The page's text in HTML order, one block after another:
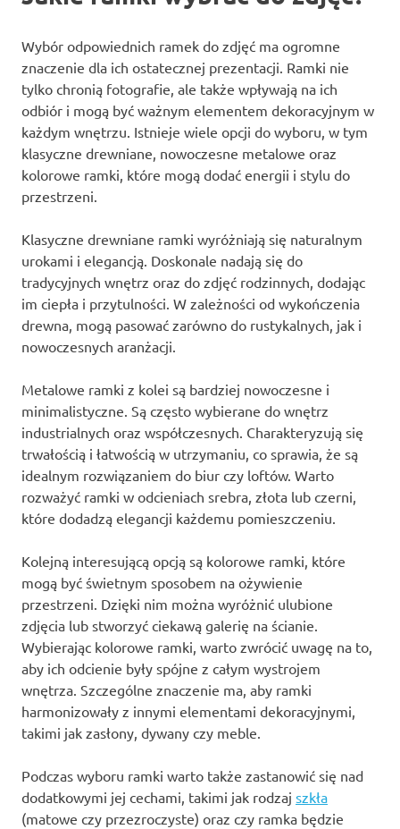
Wybór odpowiednich ramek do zdjęć ma ogromne
znaczenie dla ich ostatecznej prezentacji. Ramki nie
tylko chronią fotografie, ale także wpływają na ich
odbiór i mogą być ważnym elementem dekoracyjnym w
każdym wnętrzu. Istnieje wiele opcji do wyboru, w tym
klasyczne drewniane, nowoczesne metalowe oraz
kolorowe ramki, które mogą dodać energii i stylu do
przestrzeni.
Klasyczne drewniane ramki wyróżniają się naturalnym
urokami i elegancją. Doskonale nadają się do
tradycyjnych wnętrz oraz do zdjęć rodzinnych, dodając
im ciepła i przytulności. W zależności od wykończenia
drewna, mogą pasować zarówno do rustykalnych, jak i
nowoczesnych aranżacji.
Metalowe ramki z kolei są bardziej nowoczesne i
minimalistyczne. Są często wybierane do wnętrz
industrialnych oraz współczesnych. Charakteryzują się
trwałością i łatwością w utrzymaniu, co sprawia, że są
idealnym rozwiązaniem do biur czy loftów. Warto
rozważyć ramki w odcieniach srebra, złota lub czerni,
które dodadzą elegancji każdemu pomieszczeniu.
Kolejną interesującą opcją są kolorowe ramki, które
mogą być świetnym sposobem na ożywienie
przestrzeni. Dzięki nim można wyróżnić ulubione
zdjęcia lub stworzyć ciekawą galerię na ścianie.
Wybierając kolorowe ramki, warto zwrócić uwagę na to,
aby ich odcienie były spójne z całym wystrojem
wnętrza. Szczególne znaczenie ma, aby ramki
harmonizowały z innymi elementami dekoracyjnymi,
takimi jak zasłony, dywany czy meble.
Podczas wyboru ramki warto także zastanowić się nad
dodatkowymi jej cechami, takimi jak rodzaj szkła
(matowe czy przezroczyste) oraz czy ramka będzie